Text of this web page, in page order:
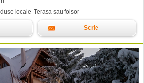
locale, Terasa sau foisor
Scrie